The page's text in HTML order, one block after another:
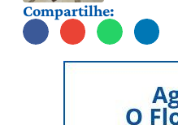
Compartilhe: